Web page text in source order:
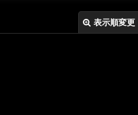
表示順変更